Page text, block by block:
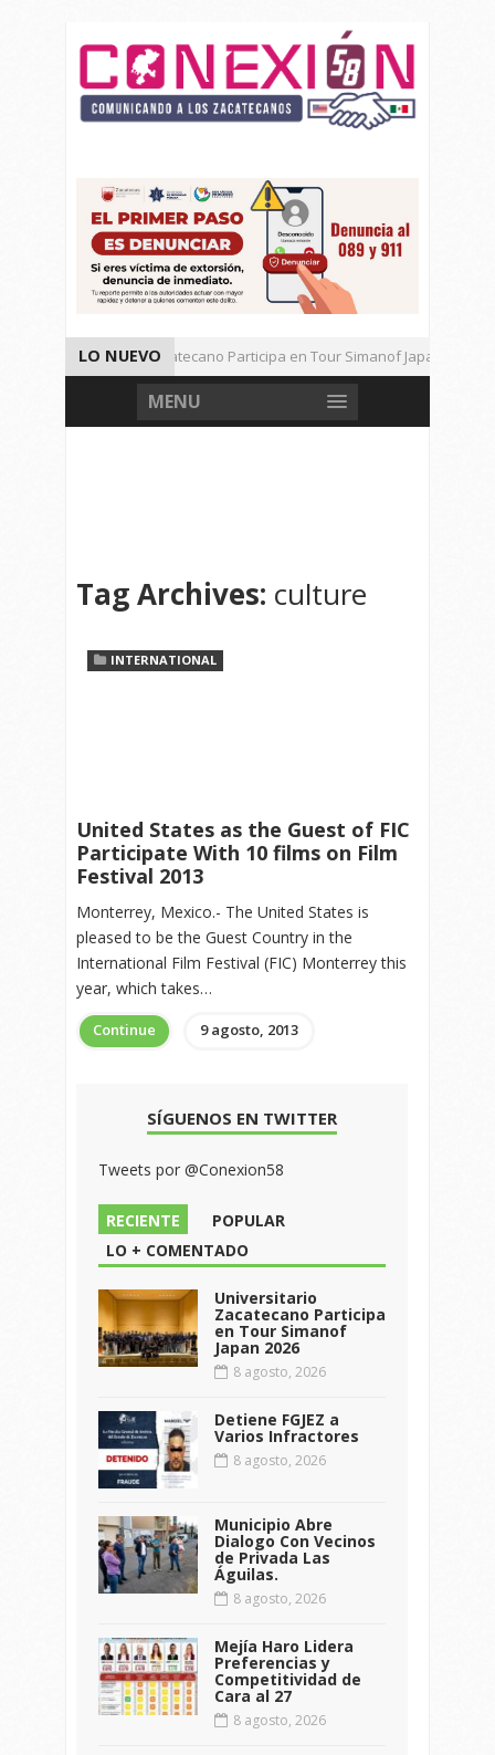
LO NUEVO
Universitario Zacatecano Participa en Tour Simanof Japan 2026
Implementa SAMA Estrategia de Reciclaje con Empresa PetStar
MENU
Tag Archives: culture
INTERNATIONAL
United States as the Guest of FIC
Participate With 10 films on Film
Festival 2013
Monterrey, Mexico.- The United States is
pleased to be the Guest Country in the
International Film Festival (FIC) Monterrey this
year, which takes…
Continue 9 agosto, 2013
SÍGUENOS EN TWITTER
Tweets por @Conexion58
RECIENTE
POPULAR
LO + COMENTADO
Universitario
Zacatecano Participa
en Tour Simanof
Japan 2026
8 agosto, 2026
Detiene FGJEZ a
Varios Infractores
8 agosto, 2026
Municipio Abre
Dialogo Con Vecinos
de Privada Las
Águilas.
8 agosto, 2026
Mejía Haro Lidera
Preferencias y
Competitividad de
Cara al 27
8 agosto, 2026